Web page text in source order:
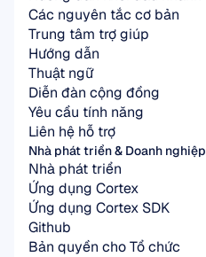
Các nguyên tắc cơ bản
Trung tâm trợ giúp
Hướng dẫn
Thuật ngữ
Diễn đàn cộng đồng
Yêu cầu tính năng
Liên hệ hỗ trợ
Nhà phát triển & Doanh nghiệp
Nhà phát triển
Ứng dụng Cortex
Ứng dụng Cortex SDK
Github
Bản quyền cho Tổ chức